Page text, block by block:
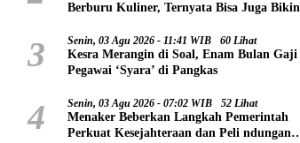
Berburu Kuliner, Ternyata Bisa Juga Bikin
3 Senin, 03 Agu 2026 - 11:41 WIB 60 Lihat
Kesra Merangin di Soal, Enam Bulan Gaji
Pegawai ‘Syara’ di Pangkas
4 Senin, 03 Agu 2026 - 07:02 WIB 52 Lihat
Menaker Beberkan Langkah Pemerintah
Perkuat Kesejahteraan dan Peli ndungan